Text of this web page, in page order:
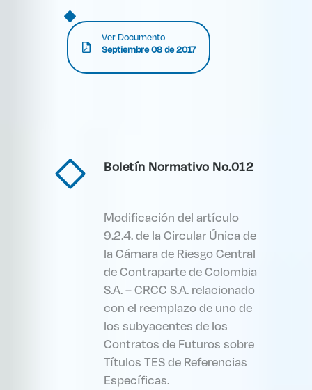
Ver Documento
Septiembre 08 de 2017
Boletín Normativo No.012
Modificación del artículo
9.2.4. de la Circular Única de
la Cámara de Riesgo Central
de Contraparte de Colombia
S.A. – CRCC S.A. relacionado
con el reemplazo de uno de
los subyacentes de los
Contratos de Futuros sobre
Títulos TES de Referencias
Específicas.